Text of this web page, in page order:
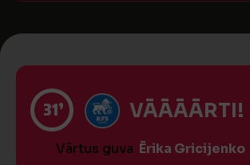
31’ VĀĀĀĀRTI!
Vārtus guva Ērika Gricijenko